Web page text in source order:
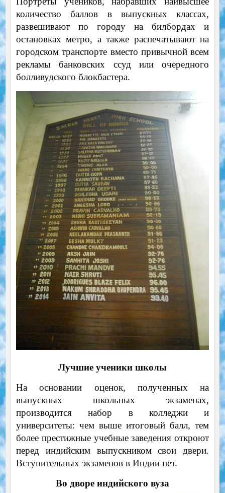
количество баллов в выпускных классах,
развешивают по городу на билбордах и
остановках метро, а также распечатывают на
городском транспорте вместо привычной всем
рекламы банковских ссуд или очередного
болливудского блокбастера.
Лучшие ученики школы
На основании оценок, полученных на
выпускных школьных экзаменах,
производится набор в колледжи и
университеты: чем выше итоговый балл, тем
более престижные учебные заведения откроют
перед индийским выпускником свои двери.
Вступительных экзаменов в Индии нет.
Во дворе индийского вуза